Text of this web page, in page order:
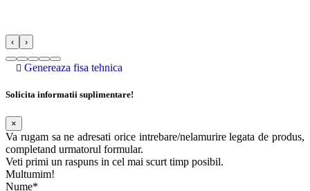
‹ ›
Genereaza fisa tehnica
Solicita informatii suplimentare!
×
Va rugam sa ne adresati orice intrebare/nelamurire legata de produs,
completand urmatorul formular.
Veti primi un raspuns in cel mai scurt timp posibil.
Multumim!
Nume*